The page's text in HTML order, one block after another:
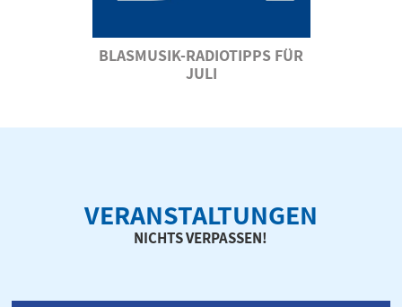
BLASMUSIK-RADIOTIPPS FÜR
JULI
VERANSTALTUNGEN
NICHTS VERPASSEN!